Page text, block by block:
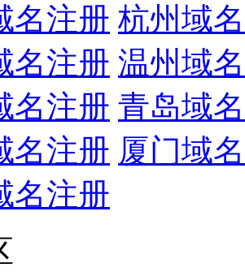
名注册 杭州域
名注册 温州域
名注册 青岛域
名注册 厦门域
名注册